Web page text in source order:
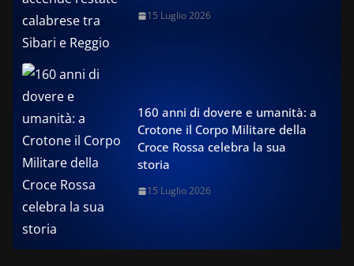
15 Luglio 2026
160 anni di dovere e umanità: a
Crotone il Corpo Militare della
Croce Rossa celebra la sua
storia
15 Luglio 2026